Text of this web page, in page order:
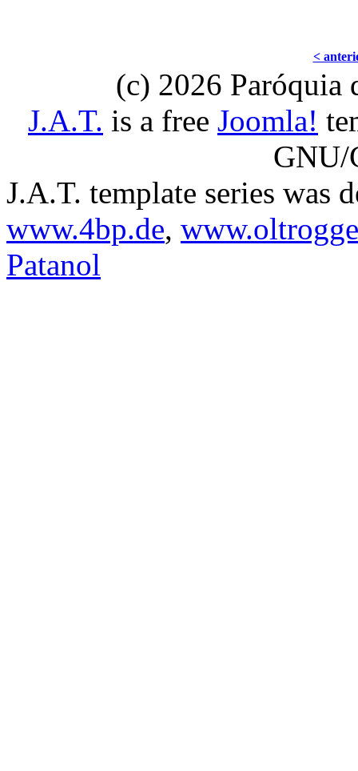
<
(c) 2026 Paróquia
J.A.T. is a free Joomla!
GNU/
J.A.T. template series was
www.4bp.de,
Patanol